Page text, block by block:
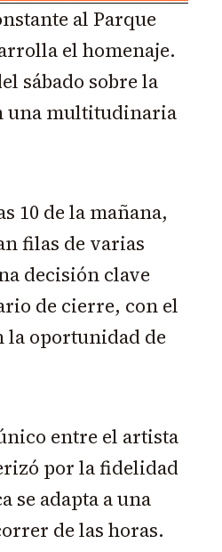
al Parque
el homenaje.
sábado sobre la
una multitudinaria
10 de la mañana,
filas de varias
decisión clave
de cierre, con el
la oportunidad de
entre el artista
por la fidelidad
se adapta a una
de las horas.